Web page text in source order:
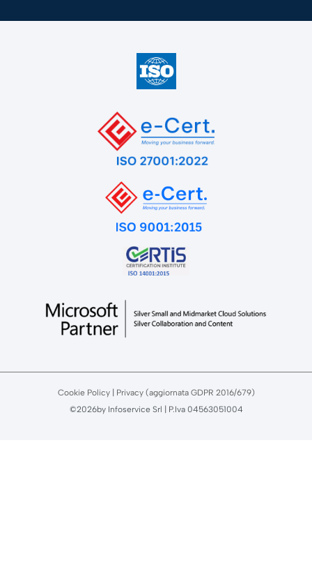
Cookie Policy|
Privacy (aggiornata GDPR 2016/679)
©2026by Infoservice Srl | P.Iva 04563051004